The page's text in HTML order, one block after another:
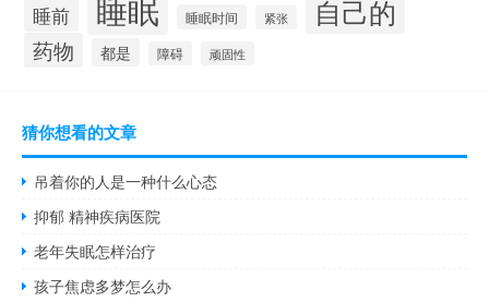
睡前 睡眠时间 紧张 自己的
药物 都是 障碍 顽固性
猜你想看的文章
吊着你的人是一种什么心态
抑郁 精神疾病医院
老年失眠怎样治疗
孩子焦虑多梦怎么办